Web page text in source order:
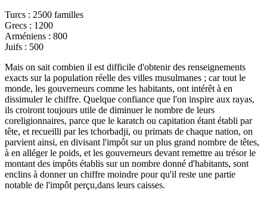
Turcs : 2500 familles
Grecs : 1200
Arméniens : 800
Juifs : 500
Mais on sait combien il est difficile d'obtenir des renseignements
exacts sur la population réelle des villes musulmanes ; car tout le
monde, les gouverneurs comme les habitants, ont intérêt à en
dissimuler le chiffre. Quelque confiance que l'on inspire aux rayas,
ils croiront toujours utile de diminuer le nombre de leurs
coreligionnaires, parce que le karatch ou capitation étant établi par
tête, et recueilli par les tchorbadji, ou primats de chaque nation, on
parvient ainsi, en divisant l'impôt sur un plus grand nombre de têtes,
à en alléger le poids, et les gouverneurs devant remettre au trésor le
montant des impôts établis sur un nombre donné d'habitants, sont
enclins à donner un chiffre moindre pour qu'il reste une partie
notable de l'impôt perçu,dans leurs caisses.